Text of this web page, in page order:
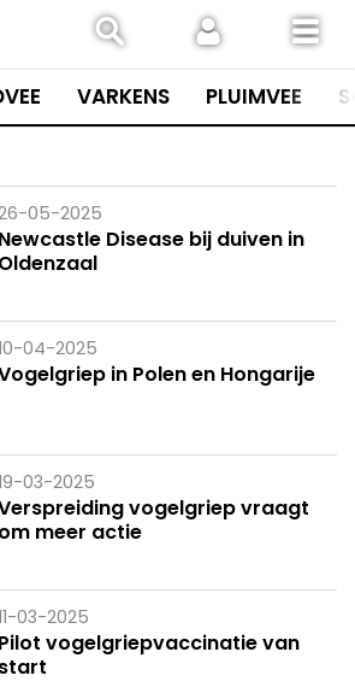
VARKENS PLUIMVEE
05-2025
Newcastle Disease bij duiven in
Oldenzaal
04-2025
in Polen en Hongarije
03-2025
vogelgriep vraagt
om meer actie
03-2025
Pilot vogelgriepvaccinatie van
start